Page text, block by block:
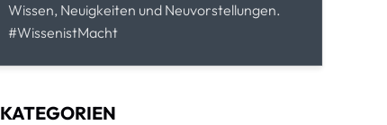
Wissen, Neuigkeiten und Neuvorstellungen.
#WissenistMacht
KATEGORIEN